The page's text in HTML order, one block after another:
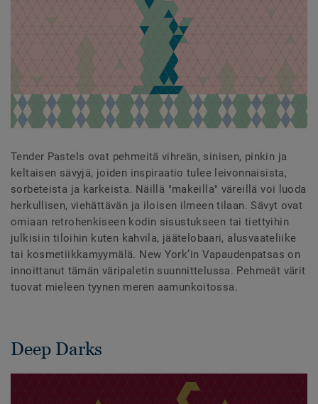
Tender Pastels ovat pehmeitä vihreän, sinisen, pinkin ja
keltaisen sävyjä, joiden inspiraatio tulee leivonnaisista,
sorbeteista ja karkeista. Näillä "makeilla" väreillä voi luoda
herkullisen, viehättävän ja iloisen ilmeen tilaan. Sävyt ovat
omiaan retrohenkiseen kodin sisustukseen tai tiettyihin
julkisiin tiloihin kuten kahvila, jäätelobaari, alusvaateliike
tai kosmetiikkamyymälä. New York’in Vapaudenpatsas on
innoittanut tämän väripaletin suunnittelussa. Pehmeät värit
tuovat mieleen tyynen meren aamunkoitossa.
Deep Darks